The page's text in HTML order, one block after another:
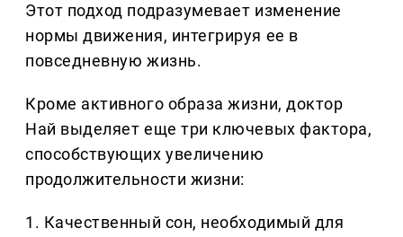
Этот подход подразумевает изменение
нормы движения, интегрируя ее в
повседневную жизнь.
Кроме активного образа жизни, доктор
Най выделяет еще три ключевых фактора,
способствующих увеличению
продолжительности жизни:
1. Качественный сон, необходимый для